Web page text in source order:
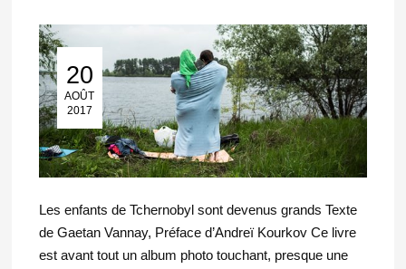
20
AOÛT
2017
20 Août 2017
Les enfants de Tchernobyl sont devenus grands Texte
de Gaetan Vannay, Préface d’Andreï Kourkov Ce livre
est avant tout un album photo touchant, presque une